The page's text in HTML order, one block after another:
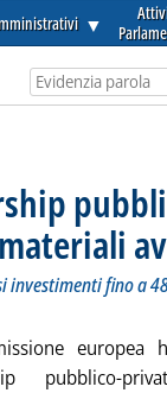
▼
investimenti fino a
pubblico-